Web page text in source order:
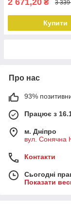
2 671,20 ₴ 3 339
Купити
Про нас
93%
Працює з
м. Дніпро
вул. Сонячна
Контакти
Сьогодні
Показати